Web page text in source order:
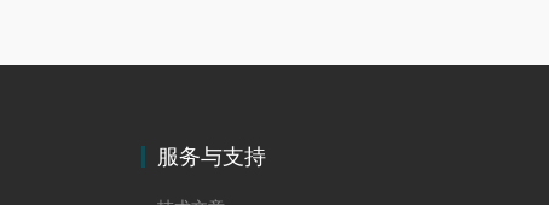
服务与支持